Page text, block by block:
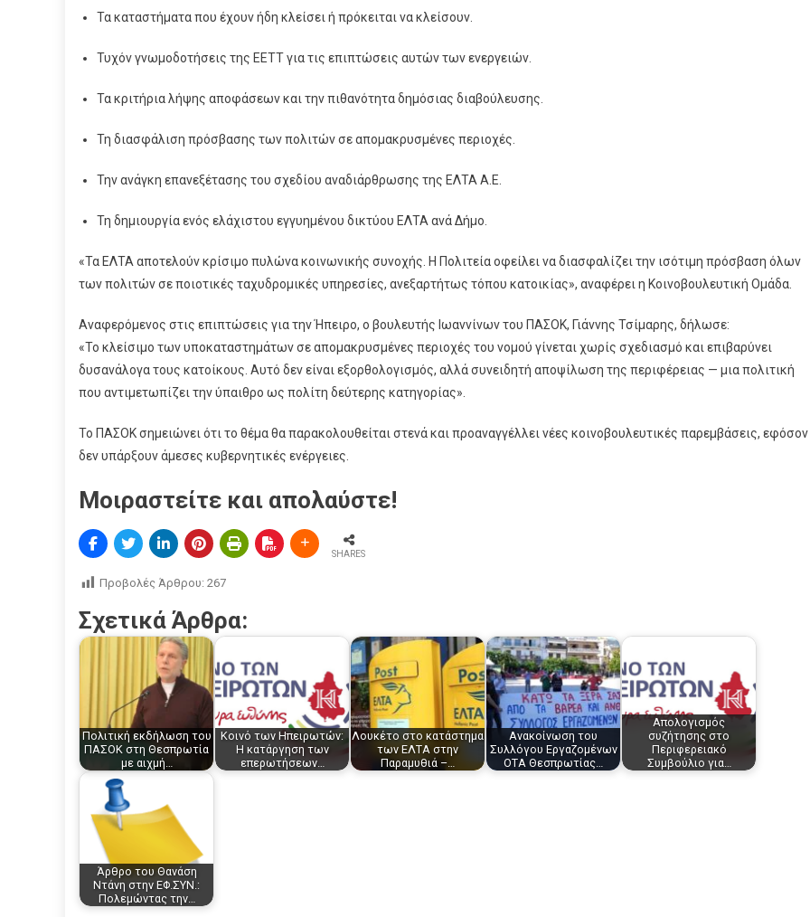
Τα καταστήματα που έχουν ήδη κλείσει ή πρόκειται να κλείσουν.
Τυχόν γνωμοδοτήσεις της ΕΕΤΤ για τις επιπτώσεις αυτών των ενεργειών.
Τα κριτήρια λήψης αποφάσεων και την πιθανότητα δημόσιας διαβούλευσης.
Τη διασφάλιση πρόσβασης των πολιτών σε απομακρυσμένες περιοχές.
Την ανάγκη επανεξέτασης του σχεδίου αναδιάρθρωσης της ΕΛΤΑ Α.Ε.
Τη δημιουργία ενός ελάχιστου εγγυημένου δικτύου ΕΛΤΑ ανά Δήμο.
«Τα ΕΛΤΑ αποτελούν κρίσιμο πυλώνα κοινωνικής συνοχής. Η Πολιτεία οφείλει να διασφαλίζει την ισότιμη πρόσβαση όλων
των πολιτών σε ποιοτικές ταχυδρομικές υπηρεσίες, ανεξαρτήτως τόπου κατοικίας», αναφέρει η Κοινοβουλευτική Ομάδα.
Αναφερόμενος στις επιπτώσεις για την Ήπειρο, ο βουλευτής Ιωαννίνων του ΠΑΣΟΚ, Γιάννης Τσίμαρης, δήλωσε:
«Το κλείσιμο των υποκαταστημάτων σε απομακρυσμένες περιοχές του νομού γίνεται χωρίς σχεδιασμό και επιβαρύνει
δυσανάλογα τους κατοίκους. Αυτό δεν είναι εξορθολογισμός, αλλά συνειδητή αποψίλωση της περιφέρειας — μια πολιτική
που αντιμετωπίζει την ύπαιθρο ως πολίτη δεύτερης κατηγορίας».
Το ΠΑΣΟΚ σημειώνει ότι το θέμα θα παρακολουθείται στενά και προαναγγέλλει νέες κοινοβουλευτικές παρεμβάσεις, εφόσον
δεν υπάρξουν άμεσες κυβερνητικές ενέργειες.
Μοιραστείτε και απολαύστε!
SHARES
Προβολές Άρθρου: 267
Σχετικά Άρθρα:
Πολιτική εκδήλωση του
ΠΑΣΟΚ στη Θεσπρωτία
με αιχμή…
Κοινό των Ηπειρωτών:
Η κατάργηση των
επερωτήσεων…
Λουκέτο στο κατάστημα
των ΕΛΤΑ στην
Παραμυθιά –…
Ανακοίνωση του
Συλλόγου Εργαζομένων
ΟΤΑ Θεσπρωτίας…
Απολογισμός
συζήτησης στο
Περιφερειακό
Συμβούλιο για…
Άρθρο του Θανάση
Ντάνη στην ΕΦ.ΣΥΝ.:
Πολεμώντας την…